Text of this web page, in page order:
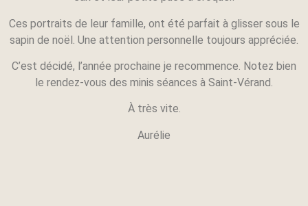
Ces portraits de leur famille, ont été parfait à glisser sous le
sapin de noël. Une attention personnelle toujours appréciée.
C’est décidé, l’année prochaine je recommence. Notez bien
le rendez-vous des minis séances à Saint-Vérand.
À très vite.
Aurélie